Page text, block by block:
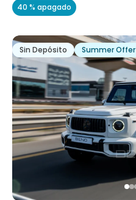
40 % apagado
Sin Depósito Summer Offer